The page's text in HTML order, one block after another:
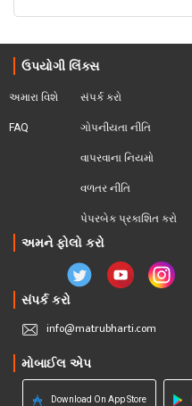
ઉપયોગી લિંક્સ
અમારા વિશે
FAQ
સંપર્ક કરો
ગોપનીયતા નીતિ
વાપરવાના નિયમો
વળતર નીતિ
પેપરબેક પ્રકાશિત કરો
અમને ફોલો કરો
સંપર્ક કરો
info@matrubharti.com
મોબાઈલ એપ
Download On App Store